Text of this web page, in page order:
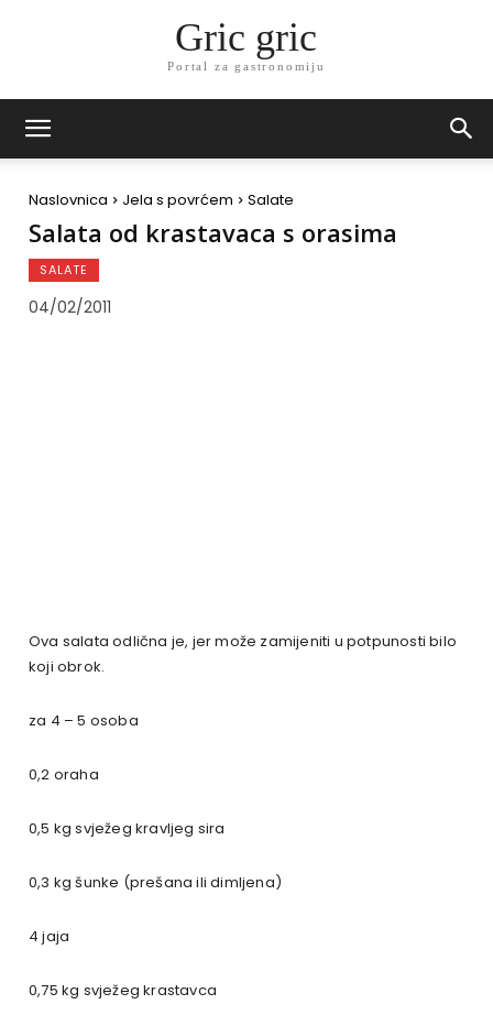
Gric gric
Portal za gastronomiju
Naslovnica Jela s povrćem Salate
Salata od krastavaca s orasima
SALATE
04/02/2011
Ova salata odlična je, jer može zamijeniti u potpunosti bilo
koji obrok.
za 4 – 5 osoba
0,2 oraha
0,5 kg svježeg kravljeg sira
0,3 kg šunke (prešana ili dimljena)
4 jaja
0,75 kg svježeg krastavca